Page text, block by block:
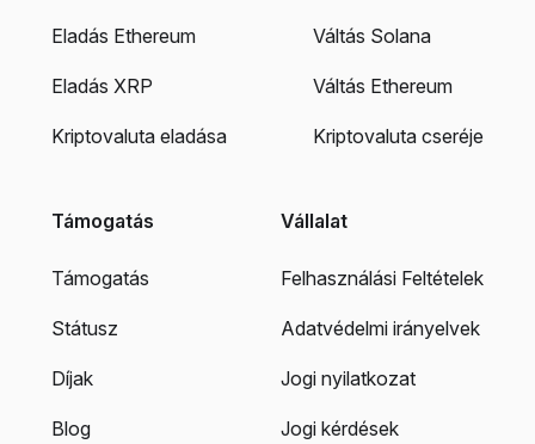
Eladás Ethereum
Eladás XRP
Kriptovaluta eladása
Váltás Solana
Váltás Ethereum
Kriptovaluta cseréje
Támogatás
Támogatás
Státusz
Díjak
Blog
Vállalat
Felhasználási Feltételek
Adatvédelmi irányelvek
Jogi nyilatkozat
Jogi kérdések